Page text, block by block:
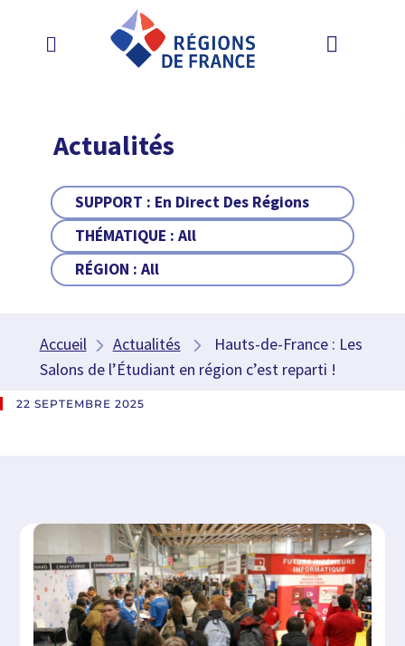
Actualités
SUPPORT : En Direct Des Régions
THÉMATIQUE :All
RÉGION :All
Accueil Actualités
Hauts-de-France : Les
Salons de l’Étudiant en région c’est reparti !
22 SEPTEMBRE 2025